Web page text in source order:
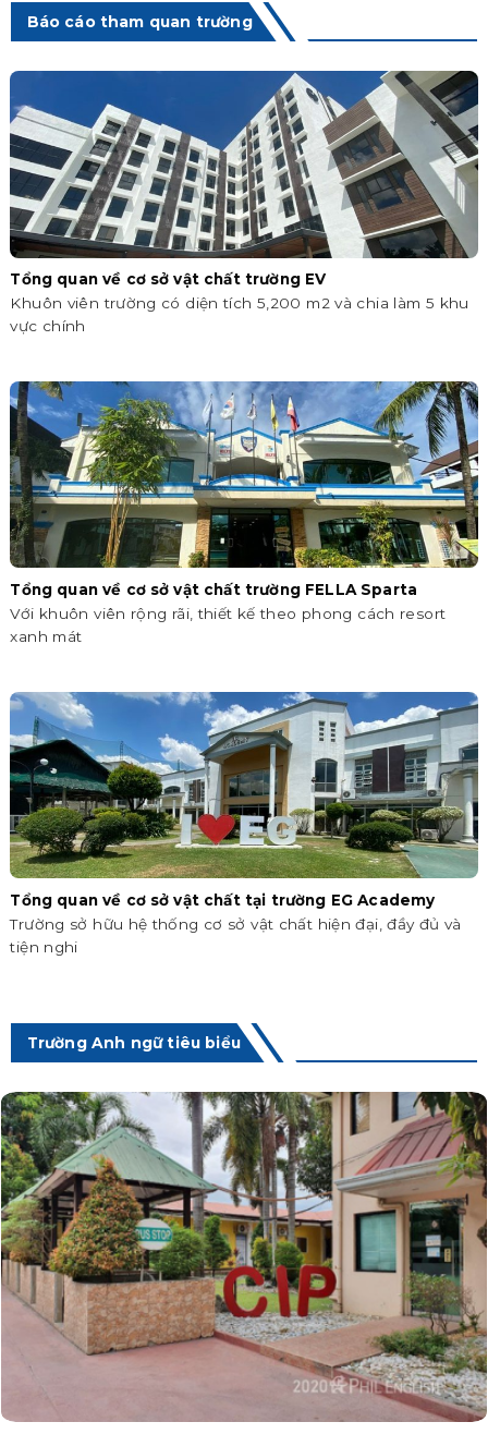
Báo cáo tham quan trường
Tổng quan về cơ sở vật chất trường EV
Khuôn viên trường có diện tích 5,200 m2 và chia làm 5 khu
vực chính
Tổng quan về cơ sở vật chất trường FELLA Sparta
Với khuôn viên rộng rãi, thiết kế theo phong cách resort
xanh mát
Tổng quan về cơ sở vật chất tại trường EG Academy
Trường sở hữu hệ thống cơ sở vật chất hiện đại, đầy đủ và
tiện nghi
Trường Anh ngữ tiêu biểu